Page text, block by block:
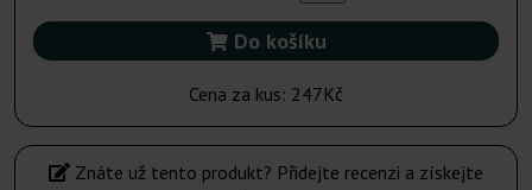
Do košíku
Cena za kus: 247Kč
Znáte už tento produkt? Přidejte recenzi a získejte